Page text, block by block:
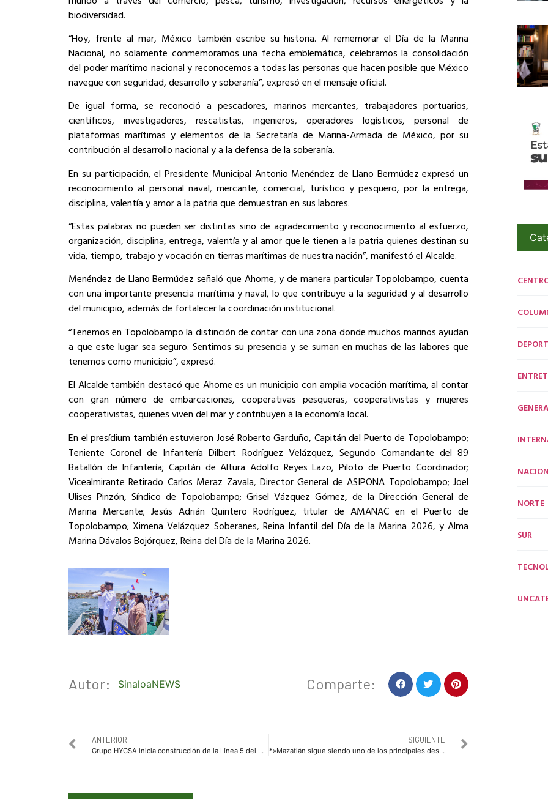
biodiversidad.
“Hoy, frente al mar, México también escribe su historia. Al rememorar el Día de la Marina
Nacional, no solamente conmemoramos una fecha emblemática, celebramos la consolidación
del poder marítimo nacional y reconocemos a todas las personas que hacen posible que México
navegue con seguridad, desarrollo y soberanía”, expresó en el mensaje oficial.
De igual forma, se reconoció a pescadores, marinos mercantes, trabajadores portuarios,
científicos, investigadores, rescatistas, ingenieros, operadores logísticos, personal de
plataformas marítimas y elementos de la Secretaría de Marina-Armada de México, por su
contribución al desarrollo nacional y a la defensa de la soberanía.
En su participación, el Presidente Municipal Antonio Menéndez de Llano Bermúdez expresó un
reconocimiento al personal naval, mercante, comercial, turístico y pesquero, por la entrega,
disciplina, valentía y amor a la patria que demuestran en sus labores.
“Estas palabras no pueden ser distintas sino de agradecimiento y reconocimiento al esfuerzo,
organización, disciplina, entrega, valentía y al amor que le tienen a la patria quienes destinan su
vida, tiempo, trabajo y vocación en tierras marítimas de nuestra nación”, manifestó el Alcalde.
Menéndez de Llano Bermúdez señaló que Ahome, y de manera particular Topolobampo, cuenta
con una importante presencia marítima y naval, lo que contribuye a la seguridad y al desarrollo
del municipio, además de fortalecer la coordinación institucional.
“Tenemos en Topolobampo la distinción de contar con una zona donde muchos marinos ayudan
a que este lugar sea seguro. Sentimos su presencia y se suman en muchas de las labores que
tenemos como municipio”, expresó.
El Alcalde también destacó que Ahome es un municipio con amplia vocación marítima, al contar
con gran número de embarcaciones, cooperativas pesqueras, cooperativistas y mujeres
cooperativistas, quienes viven del mar y contribuyen a la economía local.
En el presídium también estuvieron José Roberto Garduño, Capitán del Puerto de Topolobampo;
Teniente Coronel de Infantería Dilbert Rodríguez Velázquez, Segundo Comandante del 89
Batallón de Infantería; Capitán de Altura Adolfo Reyes Lazo, Piloto de Puerto Coordinador;
Vicealmirante Retirado Carlos Meraz Zavala, Director General de ASIPONA Topolobampo; Joel
Ulises Pinzón, Síndico de Topolobampo; Grisel Vázquez Gómez, de la Dirección General de
Marina Mercante; Jesús Adrián Quintero Rodríguez, titular de AMANAC en el Puerto de
Topolobampo; Ximena Velázquez Soberanes, Reina Infantil del Día de la Marina 2026, y Alma
Marina Dávalos Bojórquez, Reina del Día de la Marina 2026.
Autor: SinaloaNEWS Comparte:
ANTERIOR
Grupo HYCSA inicia construcción de la Línea 5 del Mexibús, nueva conexión metropolitana entre Edomex y CDMX
SIGUIENTE
*»Mazatlán sigue siendo uno de los principales destinos turísticos del país», Pablo Bedoya*
NORTE
SUR